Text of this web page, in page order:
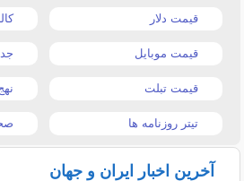
قیمت دلار
قیمت موبایل
قیمت تبلت
تیتر روزنامه ها
آخرین اخبار ایران و جهان